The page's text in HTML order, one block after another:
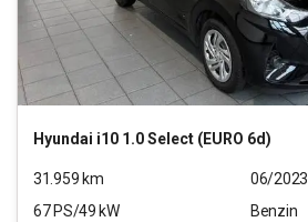
Hyundai i10 1.0 Select (EURO 6d)
31.959 km
06/2023
67PS/49 kW
Benzin